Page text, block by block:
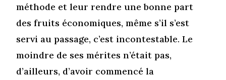
méthode et leur rendre une bonne part
des fruits économiques, même s’il s’est
servi au passage, c’est incontestable. Le
moindre de ses mérites n’était pas,
d’ailleurs, d’avoir commencé la